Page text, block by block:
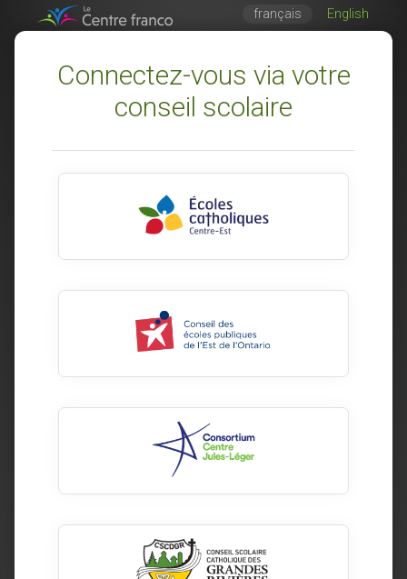
français English
Connectez-vous via votre
conseil scolaire